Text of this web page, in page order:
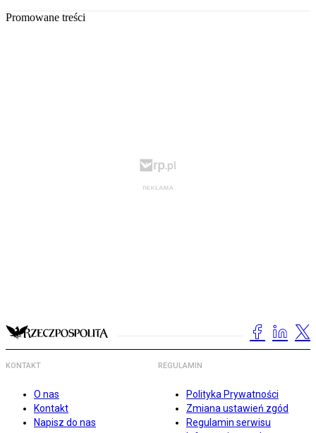
Promowane treści
KONTAKT
O nas
Kontakt
Napisz do nas
REGULAMIN
Polityka Prywatności
Zmiana ustawień zgód
Regulamin serwisu